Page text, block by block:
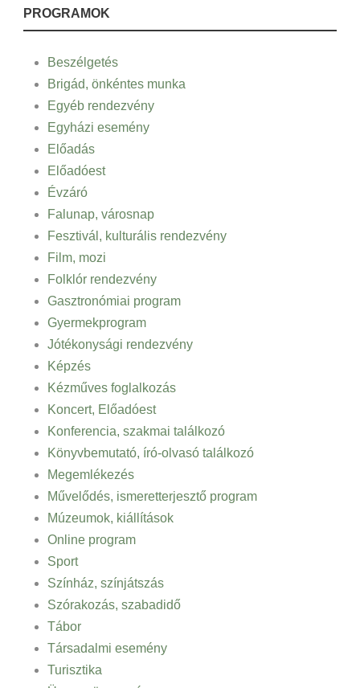
PROGRAMOK
Beszélgetés
Brigád, önkéntes munka
Egyéb rendezvény
Egyházi esemény
Előadás
Előadóest
Évzáró
Falunap, városnap
Fesztivál, kulturális rendezvény
Film, mozi
Folklór rendezvény
Gasztronómiai program
Gyermekprogram
Jótékonysági rendezvény
Képzés
Kézműves foglalkozás
Koncert, Előadóest
Konferencia, szakmai találkozó
Könyvbemutató, író-olvasó találkozó
Megemlékezés
Művelődés, ismeretterjesztő program
Múzeumok, kiállítások
Online program
Sport
Színház, színjátszás
Szórakozás, szabadidő
Tábor
Társadalmi esemény
Turisztika